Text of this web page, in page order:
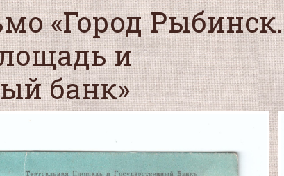
«Город Рыбинск.
и
банк»